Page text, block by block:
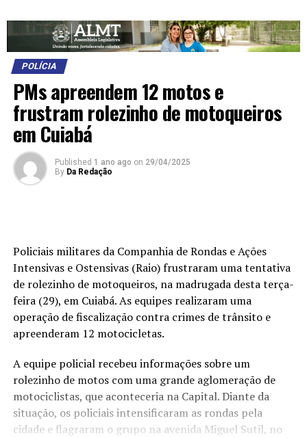
POLÍCIA
PMs apreendem 12 motos e
frustram rolezinho de motoqueiros
em Cuiabá
Published 1 ano ago on 29/04/2025
By Da Redação
Policiais militares da Companhia de Rondas e Ações
Intensivas e Ostensivas (Raio) frustraram uma tentativa
de rolezinho de motoqueiros, na madrugada desta terça-
feira (29), em Cuiabá. As equipes realizaram uma
operação de fiscalização contra crimes de trânsito e
apreenderam 12 motocicletas.
A equipe policial recebeu informações sobre um
rolezinho de motos com uma grande aglomeração de
motociclistas, que aconteceria na Capital. Diante da
situação, os policiais intensificaram as rondas pela
cidade e flagraram o grupo na avenida Miguel Sutil, no